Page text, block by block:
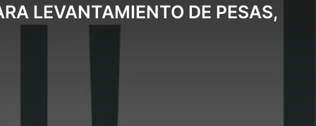
LEVANTAMIENTO DE PESAS,